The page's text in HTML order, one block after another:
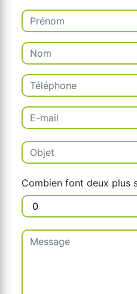
Combien font deux plus